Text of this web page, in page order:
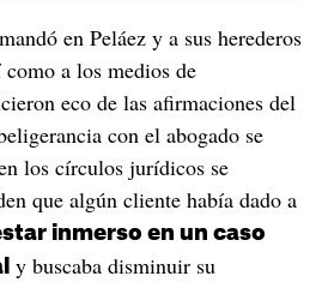
en Peláez y a sus herederos
a los medios de
eco de las afirmaciones del
con el abogado se
los círculos jurídicos se
que algún cliente había dado a
inmerso en un caso
y buscaba disminuir su